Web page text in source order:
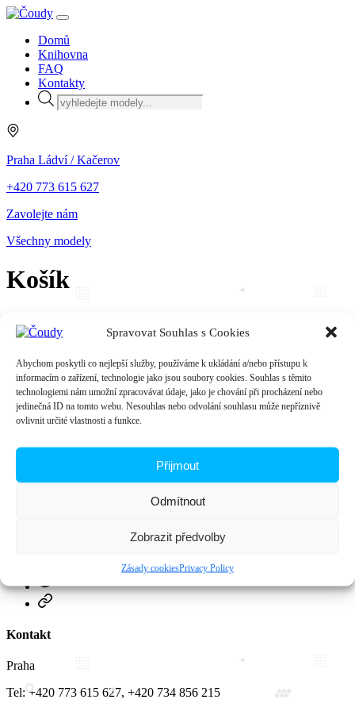
Spravovat Souhlas s Cookies
Abychom poskytli co nejlepší služby, používáme k ukládání a/nebo přístupu k
informacím o zařízení, technologie jako jsou soubory cookies. Souhlas s těmito
technologiemi nám umožní zpracovávat údaje, jako je chování při procházení nebo
jedinečná ID na tomto webu. Nesouhlas nebo odvolání souhlasu může nepříznivě
ovlivnit určité vlastnosti a funkce.
Přijmout
Odmítnout
Zobrazit předvolby
Zásady cookiesPrivacy Policy
Domů
Knihovna
FAQ
Kontakty
Products
search
Praha Ládví / Kačerov
+420 773 615 627
Zavolejte nám
Všechny modely
Košík
Váš košík je prázdný.
Zpět do obchodu
Ověřené firmy, ověřené produkty
Zásady
(EU)
Kontakt
Praha
Tel: +420 773 615 627, +420 734 856 215